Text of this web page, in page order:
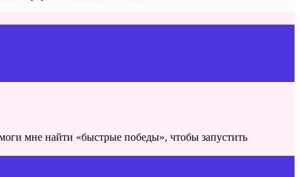
мне найти «быстрые победы», чтобы запустить